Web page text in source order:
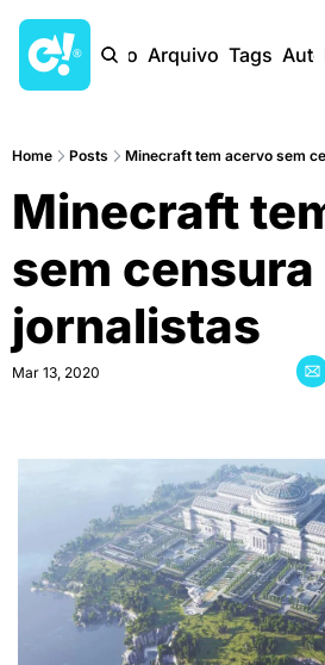
Início Arquivo Tags
Home Posts Minecraft tem acervo sem
Minecraft
sem censura
jornalistas
Mar 13, 2020